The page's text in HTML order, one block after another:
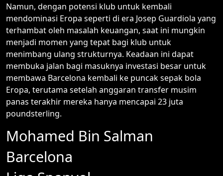
Namun, dengan potensi klub untuk kembali
mendominasi Eropa seperti di era Josep Guardiola yang
terhambat oleh masalah keuangan, saat ini mungkin
menjadi momen yang tepat bagi klub untuk
menimbang ulang strukturnya. Keadaan ini dapat
membuka jalan bagi masuknya investasi besar untuk
membawa Barcelona kembali ke puncak sepak bola
Eropa, terutama setelah anggaran transfer musim
panas terakhir mereka hanya mencapai 23 juta
poundsterling.
Mohamed Bin Salman
Barcelona